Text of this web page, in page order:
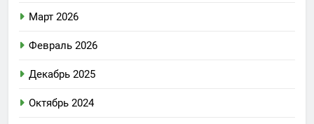
Март 2026
Февраль 2026
Декабрь 2025
Октябрь 2024